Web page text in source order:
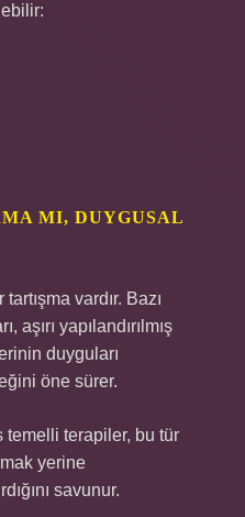
MI, DUYGUSAL
vardır. Bazı
aşırı yapılandırılmış
duyguları
öne sürer.
terapiler, bu tür
yerine
savunur.